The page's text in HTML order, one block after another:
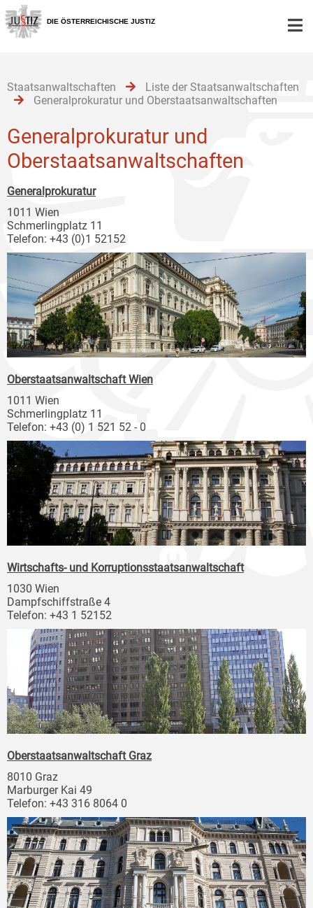
Zur
Hauptnavigation
[1]
Zum
Inhalt
[2]
Zum
Untermenü
[3]
DIE ÖSTERREICHISCHE JUSTIZ
Staatsanwaltschaften
Liste der Staatsanwaltschaften
Generalprokuratur und Oberstaatsanwaltschaften
Generalprokuratur und
Oberstaatsanwaltschaften
Generalprokuratur
1011 Wien
Schmerlingplatz 11
Telefon: +43 (0)1 52152
Oberstaatsanwaltschaft Wien
1011 Wien
Schmerlingplatz 11
Telefon: +43 (0) 1 521 52 - 0
Wirtschafts- und Korruptionsstaatsanwaltschaft
1030 Wien
Dampfschiffstraße 4
Telefon: +43 1 52152
Oberstaatsanwaltschaft Graz
8010 Graz
Marburger Kai 49
Telefon: +43 316 8064 0